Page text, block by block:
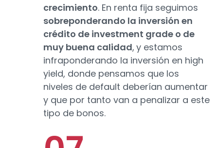
crecimiento. En renta fija seguimos
sobreponderando la inversión en
crédito de investment grade o de
muy buena calidad, y estamos
infraponderando la inversión en high
yield, donde pensamos que los
niveles de default deberían aumentar
y que por tanto van a penalizar a este
tipo de bonos.